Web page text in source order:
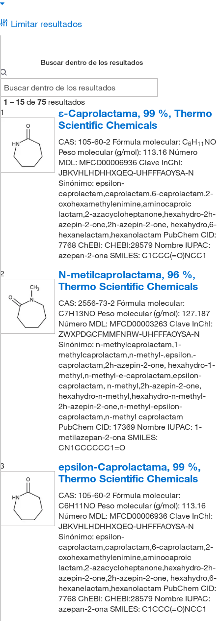
Limitar resultados
Buscar dentro de los resultados
1 – 15 de 75 resultados
1
ε-Caprolactama, 99 %, Thermo
Scientific Chemicals
CAS: 105-60-2 Fórmula molecular: C6H11NO
Peso molecular (g/mol): 113.16 Número
MDL: MFCD00006936 Clave InChI:
JBKVHLHDHHXQEQ-UHFFFAOYSA-N
Sinónimo: epsilon-
caprolactam,caprolactam,6-caprolactam,2-
oxohexamethylenimine,aminocaproic
lactam,2-azacycloheptanone,hexahydro-2h-
azepin-2-one,2h-azepin-2-one, hexahydro,6-
hexanelactam,hexanolactam PubChem CID:
7768 ChEBI: CHEBI:28579 Nombre IUPAC:
azepan-2-ona SMILES: C1CCC(=O)NCC1
2
N-metilcaprolactama, 96 %,
Thermo Scientific Chemicals
CAS: 2556-73-2 Fórmula molecular:
C7H13NO Peso molecular (g/mol): 127.187
Número MDL: MFCD00003263 Clave InChI:
ZWXPDGCFMMFNRW-UHFFFAOYSA-N
Sinónimo: n-methylcaprolactam,1-
methylcaprolactam,n-methyl-.epsilon.-
caprolactam,2h-azepin-2-one, hexahydro-1-
methyl,n-methyl-e-caprolactam,epsilon-
caprolactam, n-methyl,2h-azepin-2-one,
hexahydro-n-methyl,hexahydro-n-methyl-
2h-azepin-2-one,n-methyl-epsilon-
caprolactam,n-methyl caprolactam
PubChem CID: 17369 Nombre IUPAC: 1-
metilazepan-2-ona SMILES:
CN1CCCCCC1=O
3
epsilon-Caprolactama, 99 %,
Thermo Scientific Chemicals
CAS: 105-60-2 Fórmula molecular:
C6H11NO Peso molecular (g/mol): 113.16
Número MDL: MFCD00006936 Clave InChI:
JBKVHLHDHHXQEQ-UHFFFAOYSA-N
Sinónimo: epsilon-
caprolactam,caprolactam,6-caprolactam,2-
oxohexamethylenimine,aminocaproic
lactam,2-azacycloheptanone,hexahydro-2h-
azepin-2-one,2h-azepin-2-one, hexahydro,6-
hexanelactam,hexanolactam PubChem CID:
7768 ChEBI: CHEBI:28579 Nombre IUPAC:
azepan-2-ona SMILES: C1CCC(=O)NCC1